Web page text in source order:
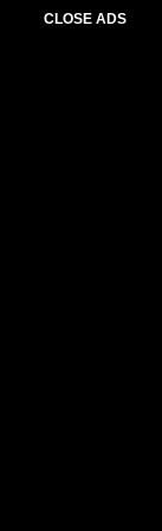
CLOSE ADS